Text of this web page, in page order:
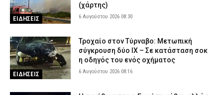
ΕΙΔΗΣΕΙΣ
(χάρτης)
6 Αυγούστου 2026 08:30
ΕΙΔΗΣΕΙΣ
Τροχαίο στον Τύρναβο: Μετωπική
σύγκρουση δύο ΙΧ – Σε κατάσταση σοκ
η οδηγός του ενός οχήματος
6 Αυγούστου 2026 08:16